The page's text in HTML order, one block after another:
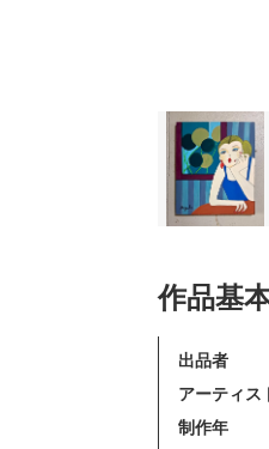
作品基
出品者
アーティス
制作年